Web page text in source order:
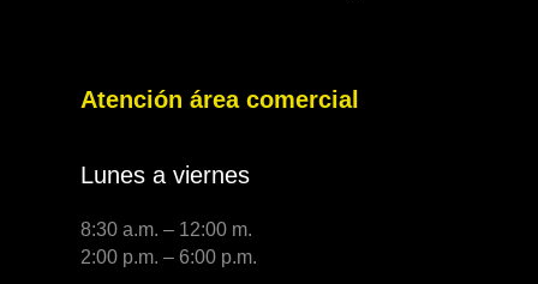
Atención área comercial
Lunes a viernes
8:30 a.m. – 12:00 m.
2:00 p.m. – 6:00 p.m.